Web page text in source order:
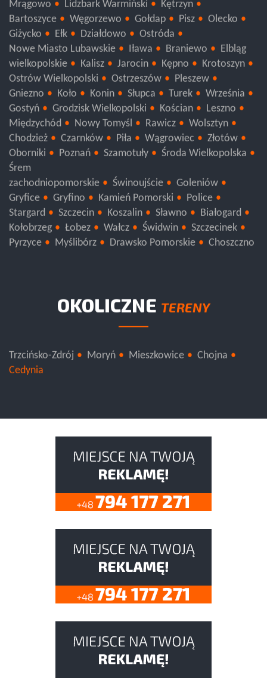
Mrągowo
Lidzbark Warmiński
Kętrzyn
Bartoszyce
Węgorzewo Gołdap Pisz
Olecko
Giżycko
Ełk Działdowo
Ostróda
Nowe Miasto Lubawskie
Iława Braniewo
Elbląg
wielkopolskie
Kalisz Jarocin Kępno
Krotoszyn
Ostrów Wielkopolski
Ostrzeszów
Pleszew
Gniezno
Koło Konin Słupca Turek
Września
Gostyń
Grodzisk Wielkopolski Kościan
Leszno
Międzychód
Nowy Tomyśl Rawicz
Wolsztyn
Chodzież
Czarnków Piła Wągrowiec
Złotów
Oborniki
Poznań Szamotuły
Środa Wielkopolska
Śrem
zachodniopomorskie
Świnoujście
Goleniów
Gryfice
Gryfino Kamień Pomorski
Police
Stargard
Szczecin Koszalin Sławno
Białogard
Kołobrzeg
Łobez Wałcz Świdwin
Szczecinek
Pyrzyce
Myślibórz Drawsko Pomorskie Choszczno
OKOLICZNE TERENY
Trzcińsko-Zdrój Moryń Mieszkowice
Chojna
Cedynia